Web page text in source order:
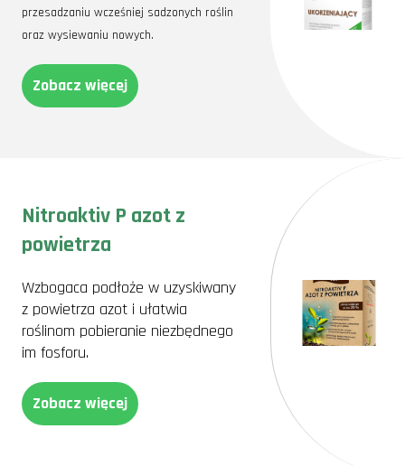
przesadzaniu wcześniej sadzonych roślin
oraz wysiewaniu nowych.
Zobacz więcej
Nitroaktiv P azot z
powietrza
Wzbogaca podłoże w uzyskiwany
z powietrza azot i ułatwia
roślinom pobieranie niezbędnego
im fosforu.
Zobacz więcej